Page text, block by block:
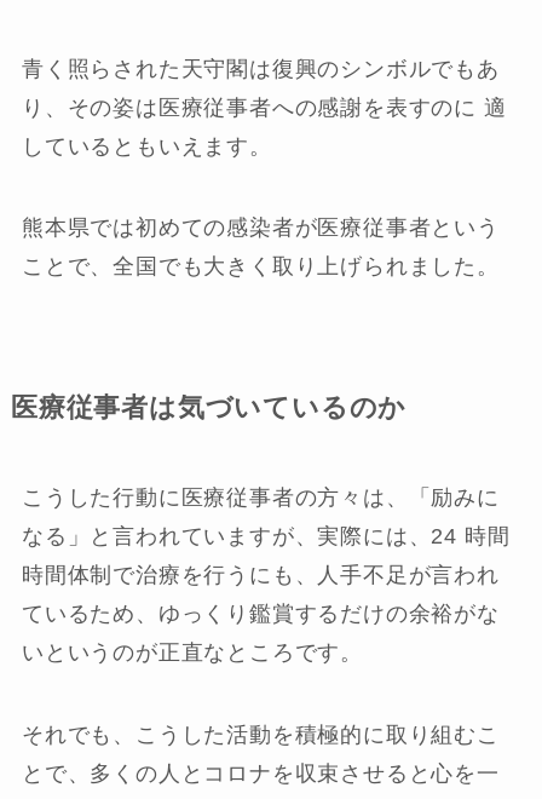
青く照らされた天守閣は復興のシンボルでもあ
り、その姿は医療従事者への感謝を表すのに 適
しているともいえます。
熊本県では初めての感染者が医療従事者という
ことで、全国でも大きく取り上げられました。
医療従事者は気づいているのか
こうした行動に医療従事者の方々は、「励みに
なる」と言われていますが、実際には、24 時間
時間体制で治療を行うにも、人手不足が言われ
ているため、ゆっくり鑑賞するだけの余裕がな
いというのが正直なところです。
それでも、こうした活動を積極的に取り組むこ
とで、多くの人とコロナを収束させると心を一